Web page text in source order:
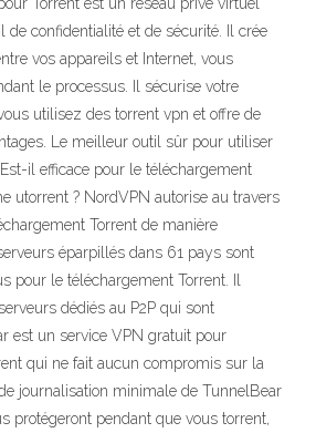
de confidentialité et de sécurité. Il crée
vos appareils et Internet, vous
le processus. Il sécurise votre
utilisez des torrent vpn et offre de
Le meilleur outil sûr pour utiliser
il efficace pour le téléchargement
utorrent ? NordVPN autorise au travers
Torrent de manière
éparpillés dans 61 pays sont
pour le téléchargement Torrent. Il
dédiés au P2P qui sont
est un service VPN gratuit pour
qui ne fait aucun compromis sur la
journalisation minimale de TunnelBear
protégeront pendant que vous torrent,